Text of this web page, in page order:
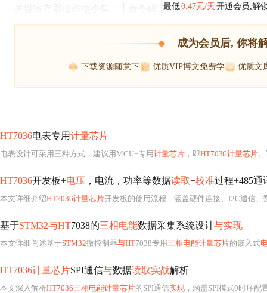
关键寄存器操作指令集： | 命令码 | 功能描述 | 后续操作
最低0.47元/天 开通会员,解
成为会员后, 你将
下载资源随意下 优质VIP博文免费学 优质文
HT7036电表专用计量芯片
电表设计可采用三种方式，建议用MCU+专用计量芯片 ，即HT7036计量芯片
HT7036开发板+电压 ，电流，功率等数据读取+校准过程+485通讯+上位机
本文详细介绍HT7036计量芯片开发板的使用流程，涵盖硬件连接、I2C通信、
基于STM32与HT7038的三相电能数据采集系统设计与实现
本文详细阐述基于STM32微控制器与HT7038专用三相电能计量芯片的嵌入式
HT7036计量芯片SPI通信与数据读取实战解析
本文深入解析HT7036三相电能计量芯片的SPI通信实现 ，涵盖SPI模式0时序